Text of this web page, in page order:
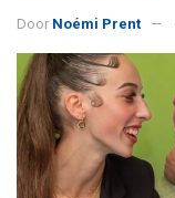
Door Noémi Prent